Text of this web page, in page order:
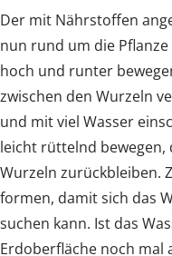
Der mit Nährstoffen
nun rund um die
hoch und runter
zwischen den Wurzeln
und mit viel Wasser
leicht rüttelnd bewegen,
Wurzeln zurückbleiben.
formen, damit sich das
suchen kann. Ist das
Erdoberfläche noch mal